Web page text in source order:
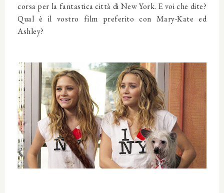
corsa per la fantastica città di New York. E voi che dite?
Qual è il vostro film preferito con Mary-Kate ed
Ashley?